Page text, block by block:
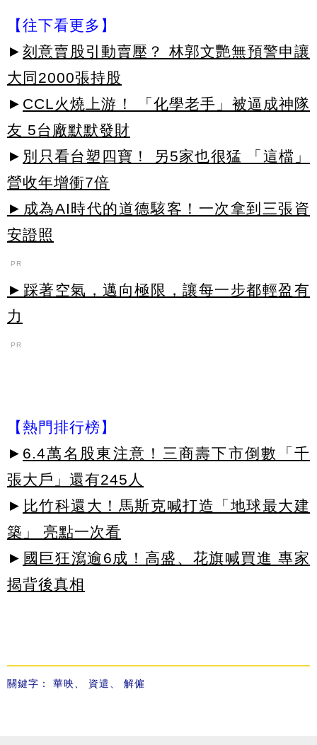
【往下看更多】
► 刻意賣股引動賣壓？ 林郭文艷無預警申讓
大同2000張持股
► CCL火燒上游！ 「化學老手」被逼成神隊
友 5台廠默默發財
► 別只看台塑四寶！ 另5家也很猛 「這檔」
營收年增衝7倍
►成為AI時代的道德駭客！一次拿到三張資
安證照
PR
►踩著空氣，邁向極限，讓每一步都輕盈有
力
PR
【熱門排行榜】
► 6.4萬名股東注意！三商壽下市倒數「千
張大戶」還有245人
► 比竹科還大！馬斯克喊打造「地球最大建
築」 亮點一次看
► 國巨狂瀉逾6成！高盛、花旗喊買進 專家
揭背後真相
關鍵字： 華映 資遣 解僱